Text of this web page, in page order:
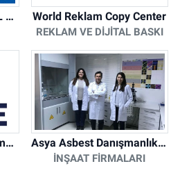
TURYAP GAYRİMENKUL DANIŞMANLIK HİZMETLERİ World Reklam Copy Center
REKLAM VE DIJITAL BASKI
TEKCE ® | Global Gayrimenkul Şirketi Asya Asbest Danışmanlık - Asbest Söküm ve Asbest Raporu
İNŞAAT FIRMALARI